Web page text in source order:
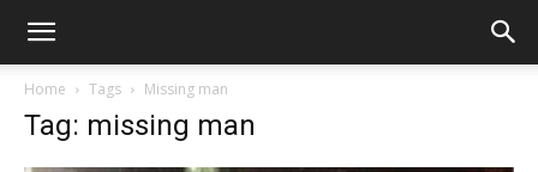
Home Tags Missing man
Tag: missing man